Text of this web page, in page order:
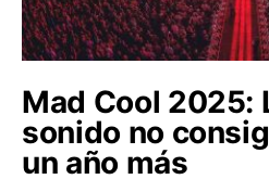
Mad Cool 2025:
sonido no
un año más